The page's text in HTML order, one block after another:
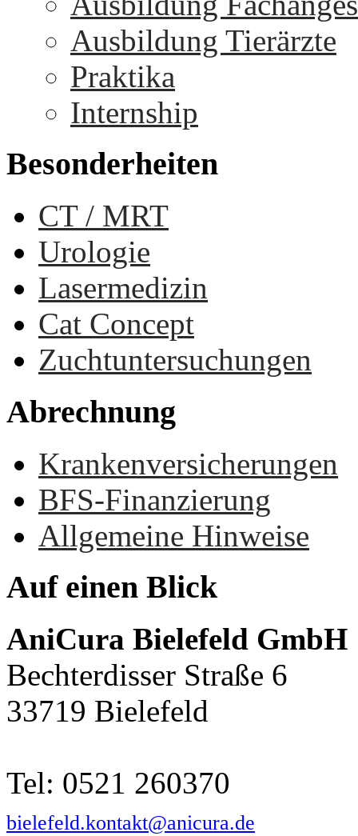
Ausbildung Tierärzte
Praktika
Internship
Besonderheiten
CT / MRT
Urologie
Lasermedizin
Cat Concept
Zuchtuntersuchungen
Abrechnung
Krankenversicherungen
BFS-Finanzierung
Allgemeine Hinweise
Auf einen Blick
AniCura Bielefeld GmbH
Bechterdisser Straße 6
33719 Bielefeld
Tel: 0521 260370
bielefeld.kontakt@anicura.de